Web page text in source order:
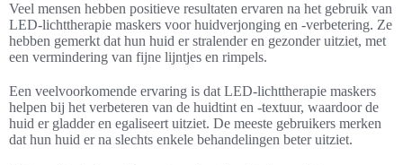
Veel mensen hebben positieve resultaten ervaren na het gebruik van
LED-lichttherapie maskers voor huidverjonging en -verbetering. Ze
hebben gemerkt dat hun huid er stralender en gezonder uitziet, met
een vermindering van fijne lijntjes en rimpels.
Een veelvoorkomende ervaring is dat LED-lichttherapie maskers
helpen bij het verbeteren van de huidtint en -textuur, waardoor de
huid er gladder en egaliseert uitziet. De meeste gebruikers merken
dat hun huid er na slechts enkele behandelingen beter uitziet.